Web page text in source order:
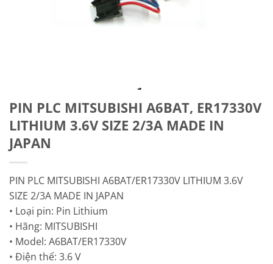
PIN PLC MITSUBISHI A6BAT, ER17330V
LITHIUM 3.6V SIZE 2/3A MADE IN
JAPAN
PIN PLC MITSUBISHI A6BAT/ER17330V LITHIUM 3.6V
SIZE 2/3A MADE IN JAPAN
• Loại pin: Pin Lithium
• Hãng: MITSUBISHI
• Model: A6BAT/ER17330V
• Điện thế: 3.6 V